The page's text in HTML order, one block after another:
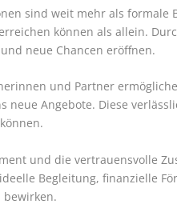
sind weit mehr als
können als allein.
neue Chancen eröffnen.
und Partner
neue Angebote. Diese
und die vertrauensvolle
Begleitung, finanzielle
bewirken.